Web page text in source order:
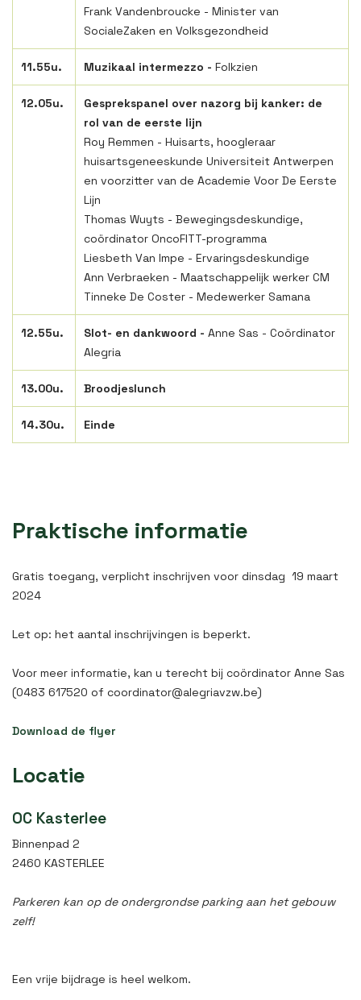
Frank Vandenbroucke - Minister van
SocialeZaken en Volksgezondheid
11.55u. Muzikaal intermezzo - Folkzien
12.05u.
Gesprekspanel over nazorg bij kanker: de
rol van de eerste lijn
Roy Remmen - Huisarts, hoogleraar
huisartsgeneeskunde Universiteit Antwerpen
en voorzitter van de Academie Voor De Eerste
Lijn
Thomas Wuyts - Bewegingsdeskundige,
coördinator OncoFITT-programma
Liesbeth Van Impe - Ervaringsdeskundige
Ann Verbraeken - Maatschappelijk werker CM
Tinneke De Coster - Medewerker Samana
12.55u. Slot- en dankwoord - Anne Sas - Coördinator
Alegria
13.00u. Broodjeslunch
14.30u. Einde
Praktische informatie
Gratis toegang, verplicht inschrijven voor dinsdag 19 maart
2024
Let op: het aantal inschrijvingen is beperkt.
Voor meer informatie, kan u terecht bij coördinator Anne Sas
(0483 617520 of coordinator@alegriavzw.be)
Download de flyer
Locatie
OC Kasterlee
Binnenpad 2
2460 KASTERLEE
Parkeren kan op de ondergrondse parking aan het gebouw
zelf!
Een vrije bijdrage is heel welkom.